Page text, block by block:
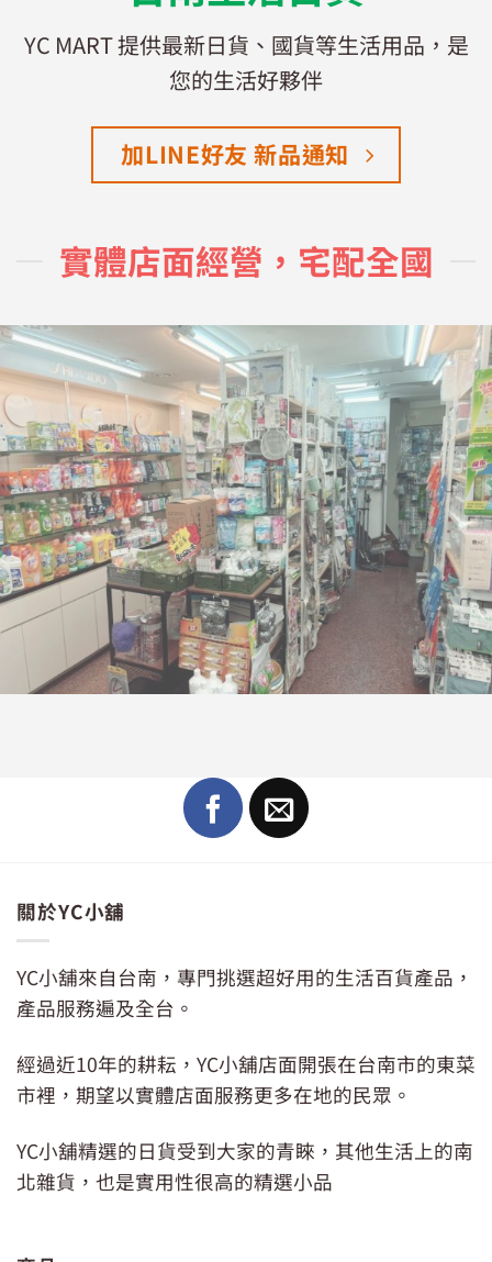
YC MART 提供最新日貨、國貨等生活用品，是
您的生活好夥伴
加LINE好友 新品通知
實體店面經營，宅配全國
關於YC小舖
YC小舖來自台南，專門挑選超好用的生活百貨產品，
產品服務遍及全台。
經過近10年的耕耘，YC小舖店面開張在台南市的東菜
市裡，期望以實體店面服務更多在地的民眾。
YC小舖精選的日貨受到大家的青睞，其他生活上的南
北雜貨，也是實用性很高的精選小品